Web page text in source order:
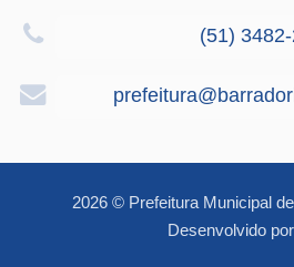
(51)
2026 © Prefeitura Municipal
Desenvolvido